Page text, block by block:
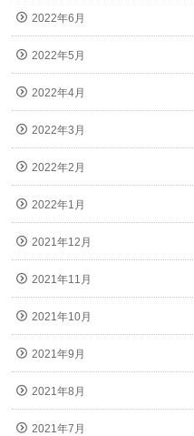
2022年6月
2022年5月
2022年4月
2022年3月
2022年2月
2022年1月
2021年12月
2021年11月
2021年10月
2021年9月
2021年8月
2021年7月